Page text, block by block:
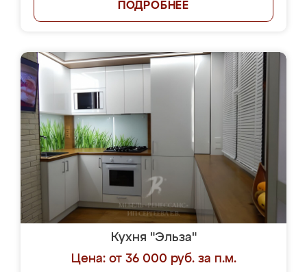
ПОДРОБНЕЕ
Кухня "Эльза"
Цена: от 36 000 руб. за п.м.